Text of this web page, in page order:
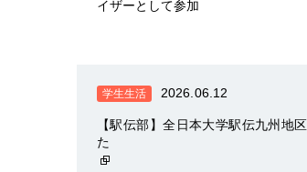
イザーとして参加
学生生活 2026.06.12
【駅伝部】全日本大学駅伝九州地
た